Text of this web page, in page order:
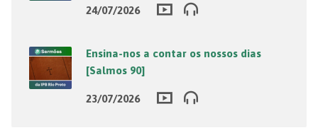
24/07/2026
Ensina-nos a contar os nossos dias
[Salmos 90]
23/07/2026